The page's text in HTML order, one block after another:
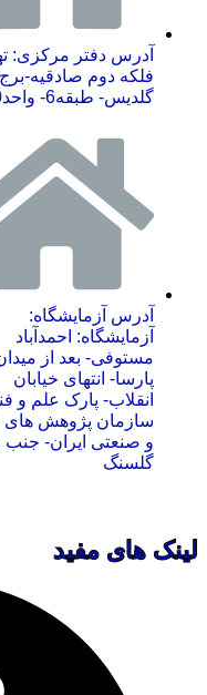
آدرس دفتر مرکزی:
فلکه دوم صادقیه-برج
گلدیس- طبقه6- واحد620
آدرس آزمایشگاه:
آزمایشگاه: احمدآباد
مستوفی- بعد از
پارسا- انتهای خیابان
انقلاب- پارک علم و
سازمان پژوهش های
و صنعتی ایران- جنب
گلسنگ
لینک های مفید